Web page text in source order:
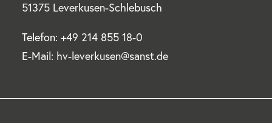
51375 Leverkusen-Schlebusch
Telefon: +49 214 855 18-0
E-Mail: hv-leverkusen@sanst.de